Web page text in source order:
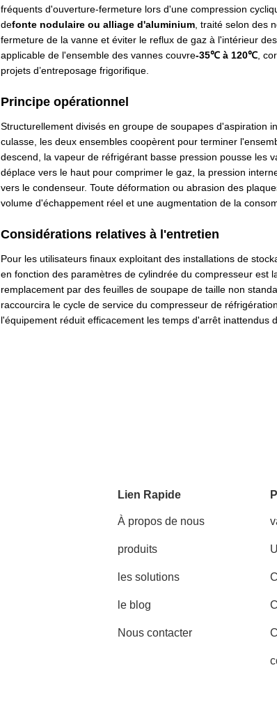
fréquents d'ouverture-fermeture lors d'une compression
defonte nodulaire ou alliage d'aluminium , traité selon des
fermeture de la vanne et éviter le reflux de gaz à l'intérieur
applicable de l'ensemble des vannes couvre-35℃ à 120℃ ,
projets d’entreposage frigorifique.
Principe opérationnel
Structurellement divisés en groupe de soupapes d'aspiration
culasse, les deux ensembles coopèrent pour terminer
descend, la vapeur de réfrigérant basse pression pousse les
déplace vers le haut pour comprimer le gaz, la pression
vers le condenseur. Toute déformation ou abrasion des
volume d'échappement réel et une augmentation de la
Considérations relatives à l'entretien
Pour les utilisateurs finaux exploitant des installations de
en fonction des paramètres de cylindrée du compresseur est
remplacement par des feuilles de soupape de taille non
raccourcira le cycle de service du compresseur de
l'équipement réduit efficacement les temps d'arrêt inattendus
Lien Rapide
À propos de nous
produits
les solutions
le blog
Nous contacter